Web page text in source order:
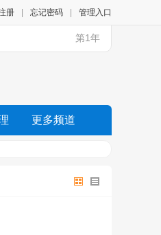
册 忘记密码 管理入口
第1年
更多频道